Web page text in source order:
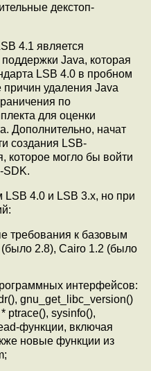
декстоп-
4.1 является
Java, которая
LSB 4.0 в пробном
удаления Java
по
для оценки
Дополнительно, начат
создания LSB-
которое могло бы войти
SDK.
LSB 4.0 и LSB 3.x, но при
к базовым
2.8), Cairo 1.2 (было
интерфейсов:
gnu_get_libc_version()
ptrace(), sysinfo(),
функции, включая
новые функции из